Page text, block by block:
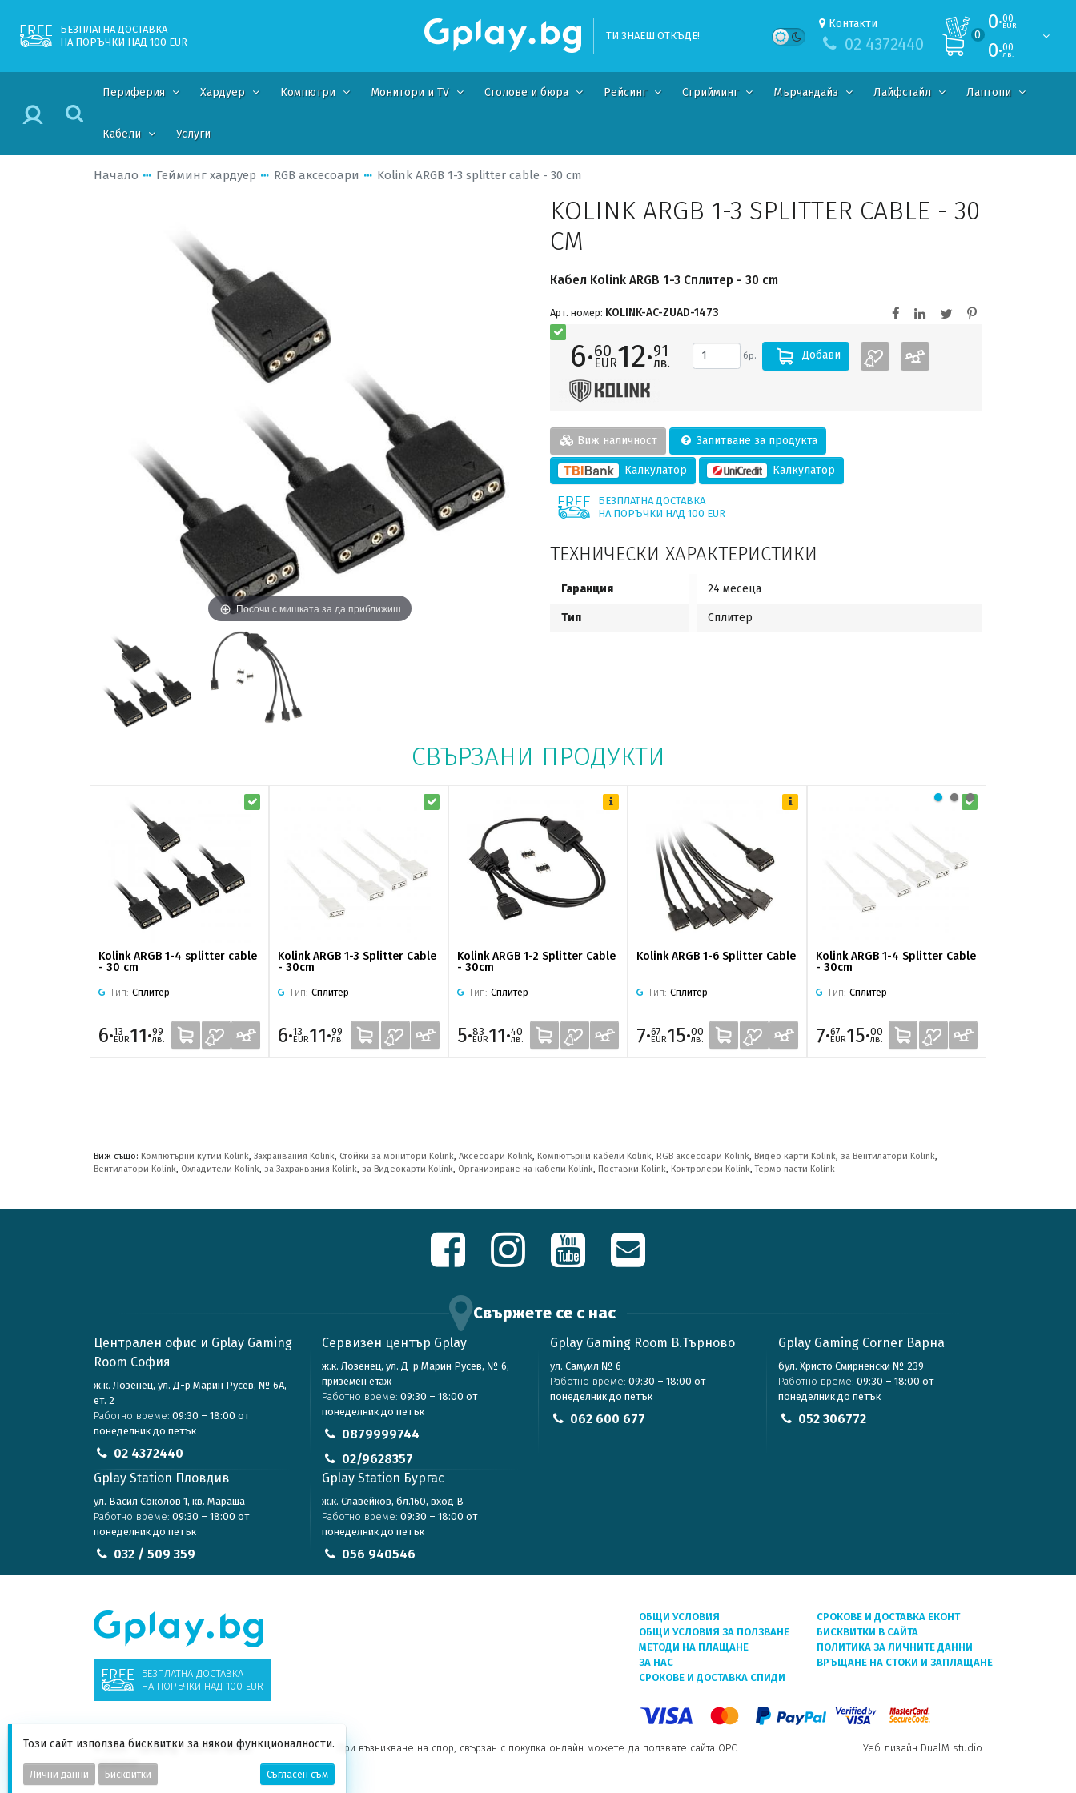
БЕЗПЛАТНА ДОСТАВКА
НА ПОРЪЧКИ НАД 100 EUR
ТИ ЗНАЕШ ОТКЪДЕ!
Контакти
02 4372440 0
0·00
EUR
0·00
лв.
Периферия Хардуер Компютри Монитори и TV Столове и бюра Рейсинг Стрийминг Мърчандайз Лайфстайл Лаптопи
Кабели Услуги
Начало Гейминг хардуер RGB аксесоари Kolink ARGB 1-3 splitter cable - 30 cm
Посочи с мишката за да приближиш
KOLINK ARGB 1-3 SPLITTER CABLE - 30
CM
Кабел Kolink ARGB 1-3 Сплитер - 30 cm
Арт. номер: KOLINK-AC-ZUAD-1473
6·60
EUR12·91
лв. бр. Добави
Виж наличност Запитване за продукта
Калкулатор Калкулатор
БЕЗПЛАТНА ДОСТАВКА
НА ПОРЪЧКИ НАД 100 EUR
ТЕХНИЧЕСКИ ХАРАКТЕРИСТИКИ
Гаранция 24 месеца
Тип Сплитер
СВЪРЗАНИ ПРОДУКТИ
Kolink ARGB 1-4 splitter cable
- 30 cm
Тип: Сплитер
6·13
EUR11·99
лв.
Kolink ARGB 1-3 Splitter Cable
- 30cm
Тип: Сплитер
6·13
EUR11·99
лв.
Kolink ARGB 1-2 Splitter Cable
- 30cm
Тип: Сплитер
5·83
EUR11·40
лв.
Kolink ARGB 1-6 Splitter Cable
Тип: Сплитер
7·67
EUR15·00
лв.
Kolink ARGB 1-4 Splitter Cable
- 30cm
Тип: Сплитер
7·67
EUR15·00
лв.
Виж също: Компютърни кутии Kolink, Захранвания Kolink, Стойки за монитори Kolink, Аксесоари Kolink, Компютърни кабели Kolink, RGB аксесоари Kolink, Видео карти Kolink, за Вентилатори Kolink,
Вентилатори Kolink, Охладители Kolink, за Захранвания Kolink, за Видеокарти Kolink, Организиране на кабели Kolink, Поставки Kolink, Контролери Kolink,Термо пасти Kolink
Свържете се с нас
Централен офис и Gplay Gaming
Room София
ж.к. Лозенец, ул. Д-р Марин Русев, № 6А,
ет. 2
Работно време: 09:30 – 18:00 от
понеделник до петък
02 4372440
Сервизен център Gplay
ж.к. Лозенец, ул. Д-р Марин Русев, № 6,
приземен етаж
Работно време: 09:30 – 18:00 от
понеделник до петък
0879999744
02/9628357
Gplay Gaming Room В.Търново
ул. Самуил № 6
Работно време: 09:30 – 18:00 от
понеделник до петък
062 600 677
Gplay Gaming Corner Варна
бул. Христо Смирненски № 239
Работно време: 09:30 – 18:00 от
понеделник до петък
052 306772
Gplay Station Пловдив
ул. Васил Соколов 1, кв. Мараша
Работно време: 09:30 – 18:00 от
понеделник до петък
032 / 509 359
Gplay Station Бургас
ж.к. Славейков, бл.160, вход В
Работно време: 09:30 – 18:00 от
понеделник до петък
056 940546
БЕЗПЛАТНА ДОСТАВКА
НА ПОРЪЧКИ НАД 100 EUR
ОБЩИ УСЛОВИЯ
ОБЩИ УСЛОВИЯ ЗА ПОЛЗВАНЕ
МЕТОДИ НА ПЛАЩАНЕ
ЗА НАС
СРОКОВЕ И ДОСТАВКА СПИДИ
СРОКОВЕ И ДОСТАВКА ЕКОНТ
БИСКВИТКИ В САЙТА
ПОЛИТИКА ЗА ЛИЧНИТЕ ДАННИ
ВРЪЩАНЕ НА СТОКИ И ЗАПЛАЩАНЕ
© 2026 - Gplay.bg - Всички права
запазени
При възникване на спор, свързан с покупка онлайн можете да ползвате сайта ОРС. Уеб дизайн DualM studio
Този сайт използва бисквитки за някои функционалности.
Лични данни Бисквитки Съгласен съм